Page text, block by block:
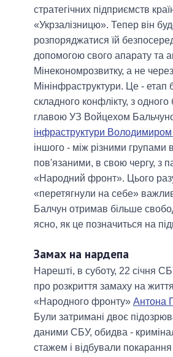
стратегічних підприємств
«Укрзалізницю». Тепер він
розпоряджатися їй
допомогою свого апарату та
Мінекономрозвитку, а не через
Мінінфраструктури. Це - етап
складного конфлікту, з одного
главою УЗ Войцехом
інфраструктури
іншого - між різними групами
пов'язаними, в свою чергу, з
«Народний фронт». Цього
«перетягнули на себе»
Балчун отримав більше
ясно, як це позначиться на
Замах на нардепа
Нарешті, в суботу, 22 січня
про розкриття замаху на
«Народного фронту» Антона
Були затримані двоє
даними СБУ, обидва -
стажем і відбували